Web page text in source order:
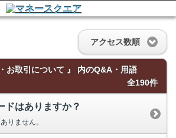
アクセス数順
お取引について 』 内のQ&A・用語
全190件
ドはありますか？
りません。